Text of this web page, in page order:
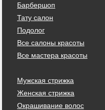
Барбершоп
Тату салон
Подолог
Все салоны красоты
Все мастера красоты
Мужская стрижка
Женская стрижка
Окрашивание волос